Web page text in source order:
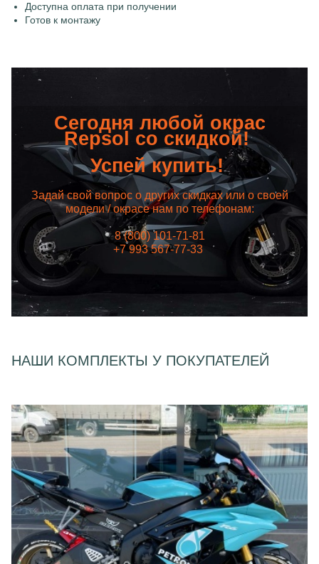
Доступна оплата при получении
Готов к монтажу
Сегодня любой окрас
Repsol со скидкой!
Успей купить!
Задай свой вопрос о других скидках или о своей
модели / окрасе нам по телефонам:
8 (800) 101-71-81
+7 993 567-77-33
НАШИ КОМПЛЕКТЫ У ПОКУПАТЕЛЕЙ